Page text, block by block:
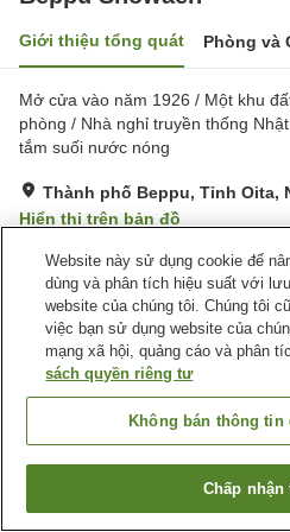
Giới thiệu tổng quát Phòng và
Mở cửa vào năm 1926 / Một khu
phòng / Nhà nghỉ truyền thống
tắm suối nước nóng
Thành phố Beppu, Tỉnh Oita,
Hiển thị trên bản đồ
Xuất sắc Đánh giá:10 lượt
Tiện nghi chỗ nghỉ
Dịch Vụ Đưa Đón
Dịch Vụ Gọi Đánh Thức
Trang chủ Nhật Bản Tỉnh Oita
Beppu Showaen
Tìm phòng
Website này sử dụng cookie để
dùng và phân tích hiệu suất với
website của chúng tôi. Chúng tôi
việc bạn sử dụng website của
mạng xã hội, quảng cáo và phân
sách quyền riêng tư
Không bán thông tin
Chấp nhận